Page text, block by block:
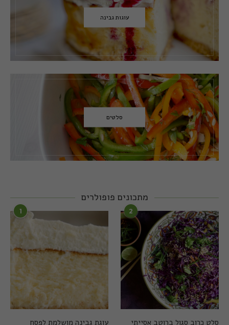
עוגות גבינה
סלטים
מתכונים פופולרים
1
עוגת גבינה מושלמת לפסח
2
סלט כרוב סגול ברוטב אסייתי